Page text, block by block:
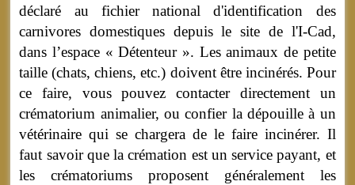
déclaré au fichier national d'identification des
carnivores domestiques depuis le site de l'I-Cad,
dans l’espace « Détenteur ». Les animaux de petite
taille (chats, chiens, etc.) doivent être incinérés. Pour
ce faire, vous pouvez contacter directement un
crématorium animalier, ou confier la dépouille à un
vétérinaire qui se chargera de le faire incinérer. Il
faut savoir que la crémation est un service payant, et
les crématoriums proposent généralement les